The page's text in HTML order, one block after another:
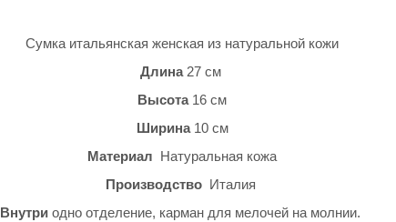
Сумка итальянская женская из натуральной кожи
Длина27 см
Высота16 см
Ширина10 см
Материал Натуральная кожа
ПроизводствоИталия
Внутри одно отделение, карман для мелочей на молнии.